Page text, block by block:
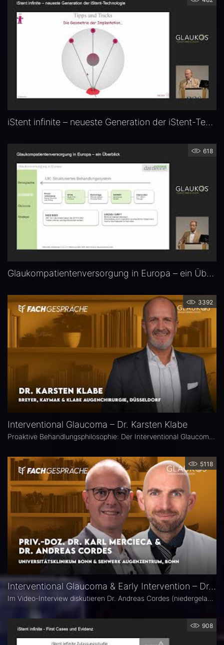
iStent infinite – neueste Generation der iStent-Technologie — Prof. Dr. Anselm G. M. Jünemann (Erlangen)
618
Glaukompatientenversorgung in Europa – ein Überblick — Prof. Dr. Alireza Mirshahi (Bonn)
3392
Interventional Glaucoma – Dr. Karsten Klabe
5118
Interventional Glaucoma & Early Intervention – Dr. Andreas Cordes & Dr. Karl Mercieca
908